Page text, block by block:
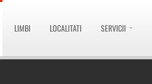
LIMBI LOCALITATI SERVICII